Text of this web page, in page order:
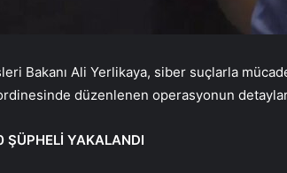
Bakanı Ali Yerlikaya, siber suçlarla
düzenlenen operasyonun
ŞÜPHELİ YAKALANDI